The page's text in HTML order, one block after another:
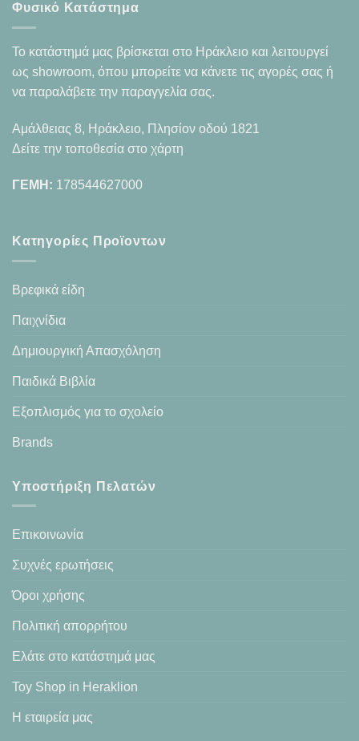
Φυσικό Κατάστημα
Το κατάστημά μας βρίσκεται στο Ηράκλειο και λειτουργεί
ως showroom, όπου μπορείτε να κάνετε τις αγορές σας ή
να παραλάβετε την παραγγελία σας.
Αμάλθειας 8, Ηράκλειο, Πλησίον οδού 1821
Δείτε την τοποθεσία στο χάρτη
ΓΕΜΗ: 178544627000
Κατηγορίες Προϊοντων
Βρεφικά είδη
Παιχνίδια
Δημιουργική Απασχόληση
Παιδικά Βιβλία
Εξοπλισμός για το σχολείο
Brands
Υποστήριξη Πελατών
Επικοινωνία
Συχνές ερωτήσεις
Όροι χρήσης
Πολιτική απορρήτου
Ελάτε στο κατάστημά μας
Toy Shop in Heraklion
Η εταιρεία μας